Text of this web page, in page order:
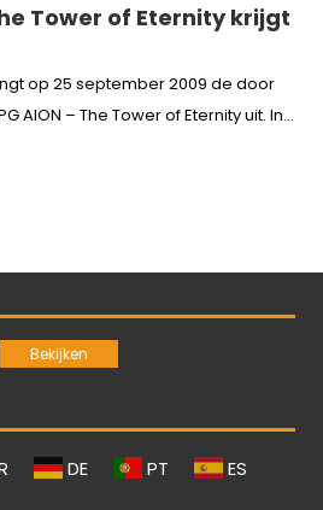
Tower of Eternity krijgt
op 25 september 2009 de door
AION – The Tower of Eternity uit. In...
DE PT ES